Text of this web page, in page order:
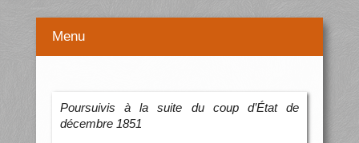
Menu
Poursuivis à la suite du coup d’État de
décembre 1851